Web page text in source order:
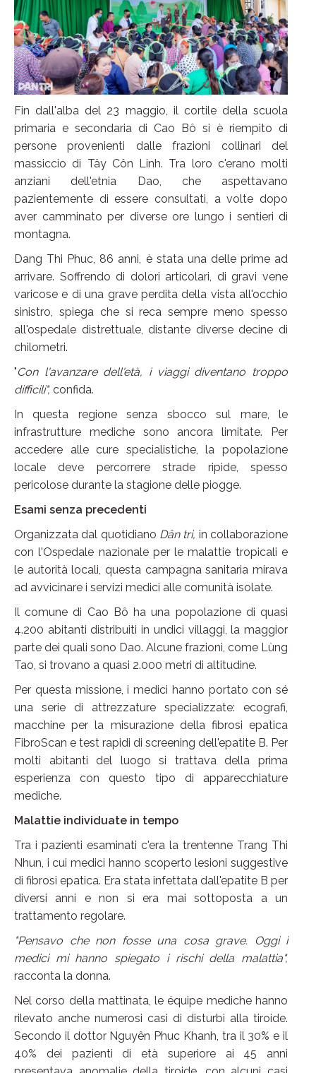
Fin dall'alba del 23 maggio, il cortile della scuola
primaria e secondaria di Cao Bô si è riempito di
persone provenienti dalle frazioni collinari del
massiccio di Tây Côn Linh. Tra loro c'erano molti
anziani dell'etnia Dao, che aspettavano
pazientemente di essere consultati, a volte dopo
aver camminato per diverse ore lungo i sentieri di
montagna.
Dang Thi Phuc, 86 anni, è stata una delle prime ad
arrivare. Soffrendo di dolori articolari, di gravi vene
varicose e di una grave perdita della vista all'occhio
sinistro, spiega che si reca sempre meno spesso
all'ospedale distrettuale, distante diverse decine di
chilometri.
"Con l'avanzare dell'età, i viaggi diventano troppo
difficili", confida.
In questa regione senza sbocco sul mare, le
infrastrutture mediche sono ancora limitate. Per
accedere alle cure specialistiche, la popolazione
locale deve percorrere strade ripide, spesso
pericolose durante la stagione delle piogge.
Esami senza precedenti
Organizzata dal quotidiano Dân tri, in collaborazione
con l'Ospedale nazionale per le malattie tropicali e
le autorità locali, questa campagna sanitaria mirava
ad avvicinare i servizi medici alle comunità isolate.
Il comune di Cao Bô ha una popolazione di quasi
4.200 abitanti distribuiti in undici villaggi, la maggior
parte dei quali sono Dao. Alcune frazioni, come Lùng
Tao, si trovano a quasi 2.000 metri di altitudine.
Per questa missione, i medici hanno portato con sé
una serie di attrezzature specializzate: ecografi,
macchine per la misurazione della fibrosi epatica
FibroScan e test rapidi di screening dell'epatite B. Per
molti abitanti del luogo si trattava della prima
esperienza con questo tipo di apparecchiature
mediche.
Malattie individuate in tempo
Tra i pazienti esaminati c'era la trentenne Trang Thi
Nhun, i cui medici hanno scoperto lesioni suggestive
di fibrosi epatica. Era stata infettata dall'epatite B per
diversi anni e non si era mai sottoposta a un
trattamento regolare.
"Pensavo che non fosse una cosa grave. Oggi i
medici mi hanno spiegato i rischi della malattia",
racconta la donna.
Nel corso della mattinata, le équipe mediche hanno
rilevato anche numerosi casi di disturbi alla tiroide.
Secondo il dottor Nguyên Phuc Khanh, tra il 30% e il
40% dei pazienti di età superiore ai 45 anni